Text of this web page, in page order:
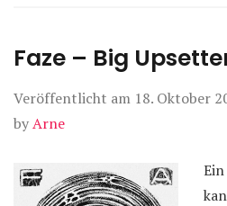
Faze – Big
Veröffentlicht am 18. Oktober
byArne